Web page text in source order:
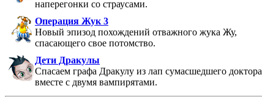
наперегонки со страусами.
Операция Жук 3
Новый эпизод похождений отважного жука Жу,
спасающего свое потомство.
Дети Дракулы
Спасаем графа Дракулу из лап сумасшедшего доктора
вместе с двумя вампирятами.